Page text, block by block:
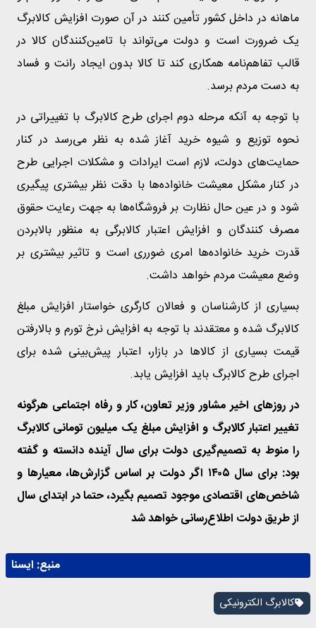
ماهانه در داخل کشور تأمین کنند در آن صورت افزایش کالابرگ
یک ضرورت است و دولت می‌تواند با تامین‌کنندگان کالا در
قالب تفاهم‌نامه همکاری کند تا کالا بدون ایجاد رانت و فساد
به دست مردم برسد.
با توجه به آنکه مرحله دوم اجرای طرح کالابرگ با تغییراتی در
نحوه توزیع و شیوه خرید آغاز شده به نظر می‌رسد در کنار
حمایت‌های دولت، لازم است ایرادات و مشکلات اجرایی طرح
در کنار مشکل معیشت خانواده‌ها با دقت نظر بیشتری پیگیری
شود و در عین حال نظارت بر فروشگاه‌ها به جهت رعایت حقوق
مصرف کنندگان و افزایش اعتبار کالابرگی به منظور بالابردن
قدرت خرید خانواده‌ها امری ضورری است و تاثیر بیشتری بر
وضع معیشت مردم خواهد داشت.
بسیاری از کارشناسان و فعالان کارگری خواستار افزایش مبلغ
کالابرگ شده و معتقدند با توجه به افزایش نرخ تورم و بالارفتن
قیمت بسیاری از کالاها در بازار، اعتبار پیش‌بینی شده برای
اجرای طرح کالابرگ باید افزایش یابد.
در روزهای اخیر مشاور وزیر تعاون، کار و رفاه اجتماعی هرگونه
تغییر اعتبار کالابرگ و افزایش مبلغ یک میلیون تومانی کالابرگ
را منوط به تصمیم‌گیری دولت برای سال آینده دانسته و گفته
بود: برای سال ۱۴۰۵ اگر دولت بر اساس گزارش‌ها، معیارها و
شاخص‌های اقتصادی موجود تصمیم بگیرد، حتما در ابتدای سال
از طریق دولت اطلاع‌رسانی خواهد شد
منبع: ايسنا
کالابرگ الکترونیکی